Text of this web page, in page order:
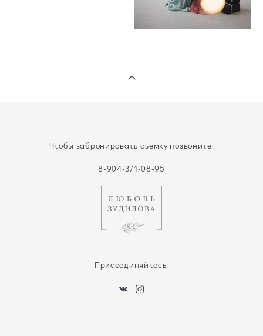
Чтобы забронировать съемку позвоните:
8-904-371-08-95
Присоединяйтесь: